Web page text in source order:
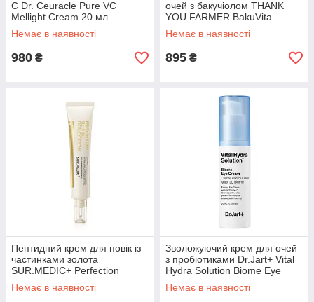
C Dr. Ceuracle Pure VC
Mellight Cream 20 мл
Немає в наявності
980 ₴
очей з бакучіолом THANK
YOU FARMER BakuVita
Intensive Eye Serum 30 мл
Немає в наявності
895 ₴
Пептидний крем для повік із
частинками золота
SUR.MEDIC+ Perfection
100tm All In One Facial Eye
Cream 35 мл
Немає в наявності
Зволожуючий крем для очей
з пробіотиками Dr.Jart+ Vital
Hydra Solution Biome Eye
Cream 20 мл
Немає в наявності